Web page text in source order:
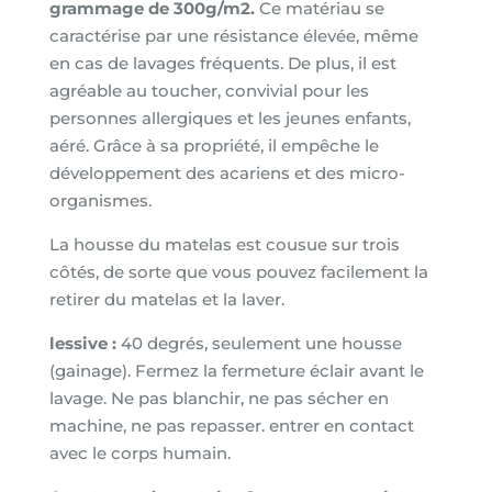
grammage de 300g/m2.Ce matériau se
caractérise par une résistance élevée, même
en cas de lavages fréquents. De plus, il est
agréable au toucher, convivial pour les
personnes allergiques et les jeunes enfants,
aéré. Grâce à sa propriété, il empêche le
développement des acariens et des micro-
organismes.
La housse du matelas est cousue sur trois
côtés, de sorte que vous pouvez facilement la
retirer du matelas et la laver.
lessive :40 degrés, seulement une housse
(gainage). Fermez la fermeture éclair avant le
lavage. Ne pas blanchir, ne pas sécher en
machine, ne pas repasser. entrer en contact
avec le corps humain.